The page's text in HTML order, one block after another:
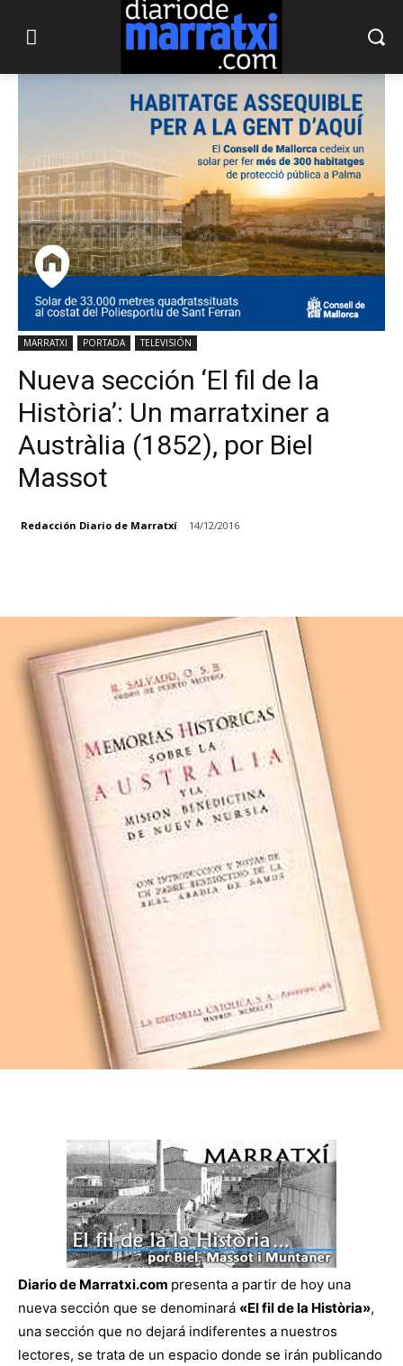
MARRATXI PORTADA TELEVISIÓN
Nueva sección ‘El fil de la
Història’: Un marratxiner a
Austràlia (1852), por Biel
Massot
Redacción Diario de Marratxí 14/12/2016
Diario de Marratxi.com presenta a partir de hoy una
nueva sección que se denominará «El fil de la Història»,
una sección que no dejará indiferentes a nuestros
lectores, se trata de un espacio donde se irán publicando